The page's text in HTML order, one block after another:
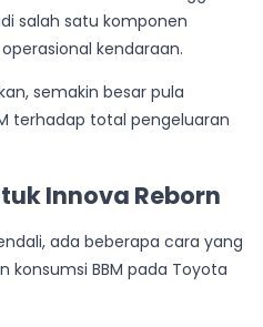
salah satu komponen
kendaraan.
semakin besar pula
terhadap total pengeluaran
Innova Reborn
ada beberapa cara yang
konsumsi BBM pada Toyota